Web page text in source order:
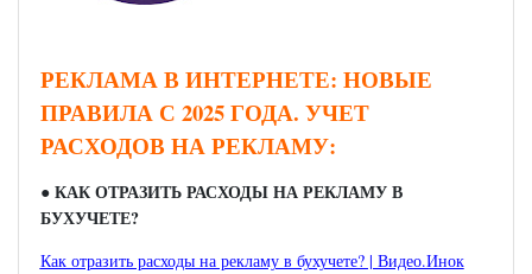
РЕКЛАМА В ИНТЕРНЕТЕ: НОВЫЕ
ПРАВИЛА С 2025 ГОДА. УЧЕТ
РАСХОДОВ НА РЕКЛАМУ:
●КАК ОТРАЗИТЬ РАСХОДЫ НА РЕКЛАМУ В
БУХУЧЕТЕ?
Как отразить расходы на рекламу в бухучете? | Видео.Инок